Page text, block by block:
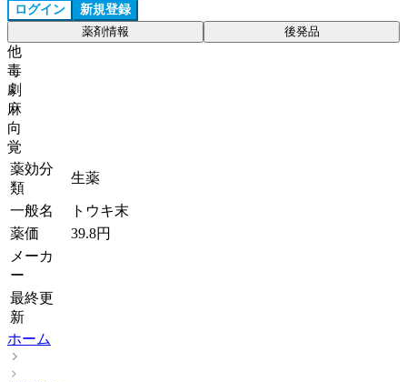
ログイン 新規登録
薬剤情報 後発品
他
毒
劇
麻
向
覚
薬効分
類
生薬
一般名
トウキ末
薬価
39.8円
メーカ
ー
最終更
新
ホーム